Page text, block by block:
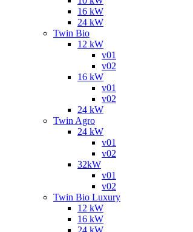
16 kW
24 kW
Twin Bio
12 kW
v01
v02
16 kW
v01
v02
24 kW
Twin Agro
24 kW
v01
v02
32kW
v01
v02
Twin Bio Luxury
12 kW
16 kW
24 kW